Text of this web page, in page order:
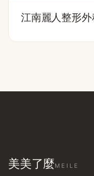
江南麗人整形外
美美了麼MEILE